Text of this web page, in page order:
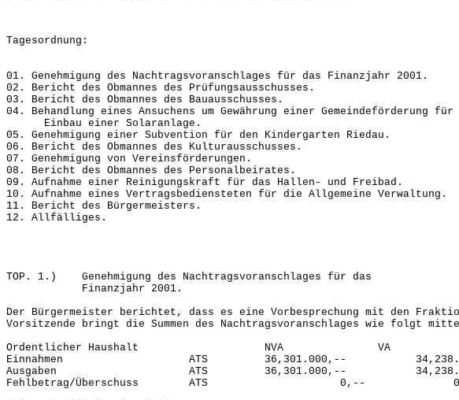
Tagesordnung:
01. Genehmigung des Nachtragsvoranschlages für das Finanzjahr 2001.
02. Bericht des Obmannes des Prüfungsausschusses.
03. Bericht des Obmannes des Bauausschusses.
04. Behandlung eines Ansuchens um Gewährung einer Gemeindeförderung für
Einbau einer Solaranlage.
05. Genehmigung einer Subvention für den Kindergarten Riedau.
06. Bericht des Obmannes des Kulturausschusses.
07. Genehmigung von Vereinsförderungen.
08. Bericht des Obmannes des Personalbeirates.
09. Aufnahme einer Reinigungskraft für das Hallen- und Freibad.
10. Aufnahme eines Vertragsbediensteten für die Allgemeine Verwaltung.
11. Bericht des Bürgermeisters.
12. Allfälliges.
TOP. 1.) Genehmigung des Nachtragsvoranschlages für das
Finanzjahr 2001.
Der Bürgermeister berichtet, dass es eine Vorbesprechung mit den
Vorsitzende bringt die Summen des Nachtragsvoranschlages wie folgt
Ordentlicher Haushalt NVA VA
Einnahmen ATS 36,301.000,--
Ausgaben ATS 36,301.000,--
Fehlbetrag/Überschuss ATS 0,--